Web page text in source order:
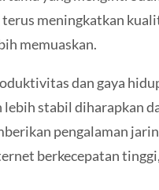
meningkatkan
memuaskan.
dan gaya
lebih stabil diharapkan
pengalaman
berkecepatan